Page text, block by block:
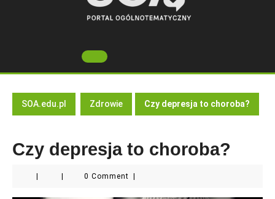
Open
Button
SOA.edu.pl Zdrowie Czy depresja to choroba?
Czy depresja to choroba?
0 Comment